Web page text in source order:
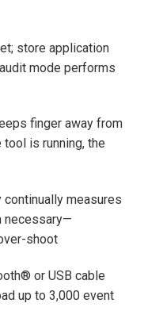
store application
mode performs
finger away from
is running, the
measures
necessary—
shoot
or USB cable
up to 3,000 event